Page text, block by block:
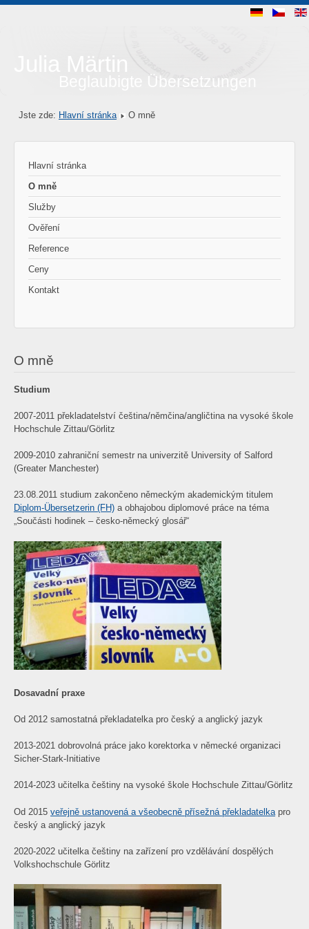
Julia Märtin
Beglaubigte Übersetzungen
Jste zde: Hlavní stránka O mně
Hlavní stránka
O mně
Služby
Ověření
Reference
Ceny
Kontakt
O mně
Studium
2007-2011 překladatelství čeština/němčina/angličtina na vysoké škole
Hochschule Zittau/Görlitz
2009-2010 zahraniční semestr na univerzitě University of Salford
(Greater Manchester)
23.08.2011 studium zakončeno německým akademickým titulem
Diplom-Übersetzerin (FH) a obhajobou diplomové práce na téma
„Součásti hodinek – česko-německý glosář“
Dosavadní praxe
Od 2012 samostatná překladatelka pro český a anglický jazyk
2013-2021 dobrovolná práce jako korektorka v německé organizaci
Sicher-Stark-Initiative
2014-2023 učitelka češtiny na vysoké škole Hochschule Zittau/Görlitz
Od 2015 veřejně ustanovená a všeobecně přísežná překladatelka pro
český a anglický jazyk
2020-2022 učitelka češtiny na zařízení pro vzdělávání dospělých
Volkshochschule Görlitz